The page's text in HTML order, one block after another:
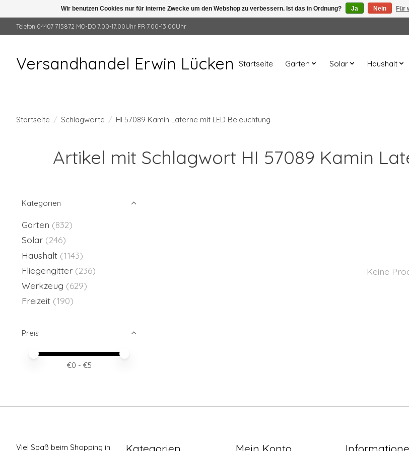
Telefon 04407 715872 MO-DO 7.00-17.00Uhr FR 7.00-13.00Uhr
Versandhandel Erwin Lücken Startseite Garten Solar Haushalt
Startseite / Schlagworte / HI 57089 Kamin Laterne mit LED Beleuchtung
Artikel mit Schlagwort HI 57089 Kamin
Kategorien
Garten (832)
Solar (246)
Haushalt (1143)
Fliegengitter (236)
Werkzeug (629)
Freizeit (190)
Preis
Preis – Mindestwert
Price maximum value
€0 - €5
Keine
Viel Spaß beim Shopping in
Wir benutzen Cookies nur für interne Zwecke um den Webshop zu verbessern. Ist das in Ordnung? Ja Nein Für